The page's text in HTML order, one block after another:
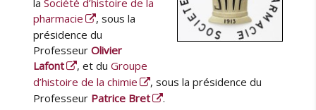
é
s
P
u
G
pharmacie
, sous la
présidence du
ProfesseurOlivier
Lafont
, et duGroupe
d’histoire de la chimie
, sous la présidence du
Professeur Patrice Bret .